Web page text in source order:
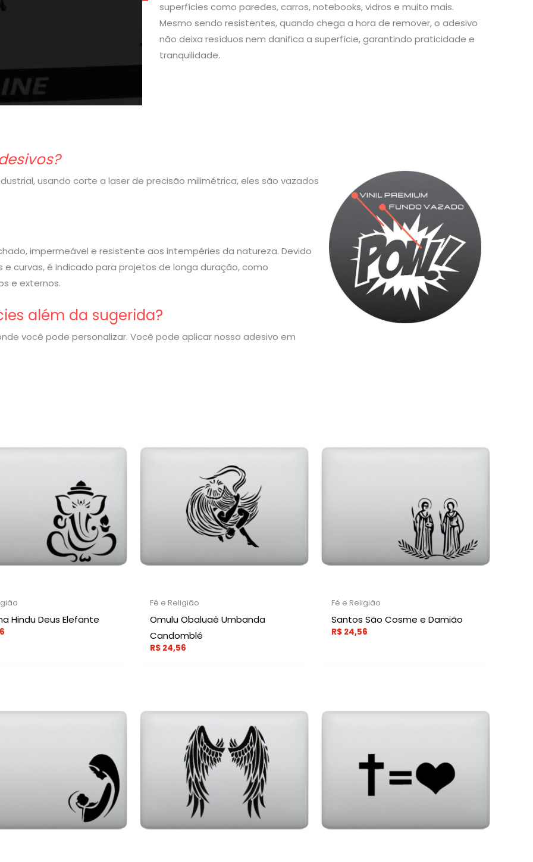
superfícies como paredes, carros, notebooks, vidros e muito mais.
Mesmo sendo resistentes, quando chega a hora de remover, o adesivo
não deixa resíduos nem danifica a superfície, garantindo praticidade e
tranquilidade.
usando corte a laser de precisão milimétrica, eles são vazados
impermeável e resistente aos intempéries da natureza. Devido
curvas, é indicado para projetos de longa duração, como
e externos.
além da sugerida?
você pode personalizar. Você pode aplicar nosso adesivo em
Hindu Deus Elefante
Fé e Religião
Omulu Obaluaê Umbanda
Candomblé
R$ 24,56
Fé e Religião
Santos São Cosme e Damião
R$ 24,56